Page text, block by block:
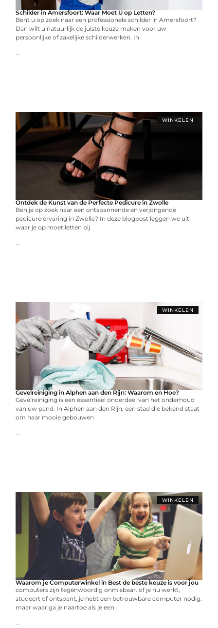
Schilder in Amersfoort: Waar Moet U op Letten?
Bent u op zoek naar een professionele schilder in Amersfoort?
Dan wilt u natuurlijk de juiste keuze maken voor uw
persoonlijke of zakelijke schilderwerken. In
...
WINKELEN
Ontdek de Kunst van de Perfecte Pedicure in Zwolle
Ben je op zoek naar een ontspannende en verjongende
pedicure ervaring in Zwolle? In deze blogpost leggen we uit
waar je op moet letten bij
...
WINKELEN
Gevelreiniging in Alphen aan den Rijn: Waarom en Hoe?
Gevelreiniging is een essentieel onderdeel van het onderhoud
van uw pand. In Alphen aan den Rijn, een stad die bekend staat
om haar mooie gebouwen
...
WINKELEN
Waarom je Computerwinkel in Best de beste keuze is voor jou
computers zijn tegenwoordig onmisbaar. of je nu werkt,
studeert of ontspant, je hebt een betrouwbare computer nodig.
maar waar ga je naartoe als je een
...